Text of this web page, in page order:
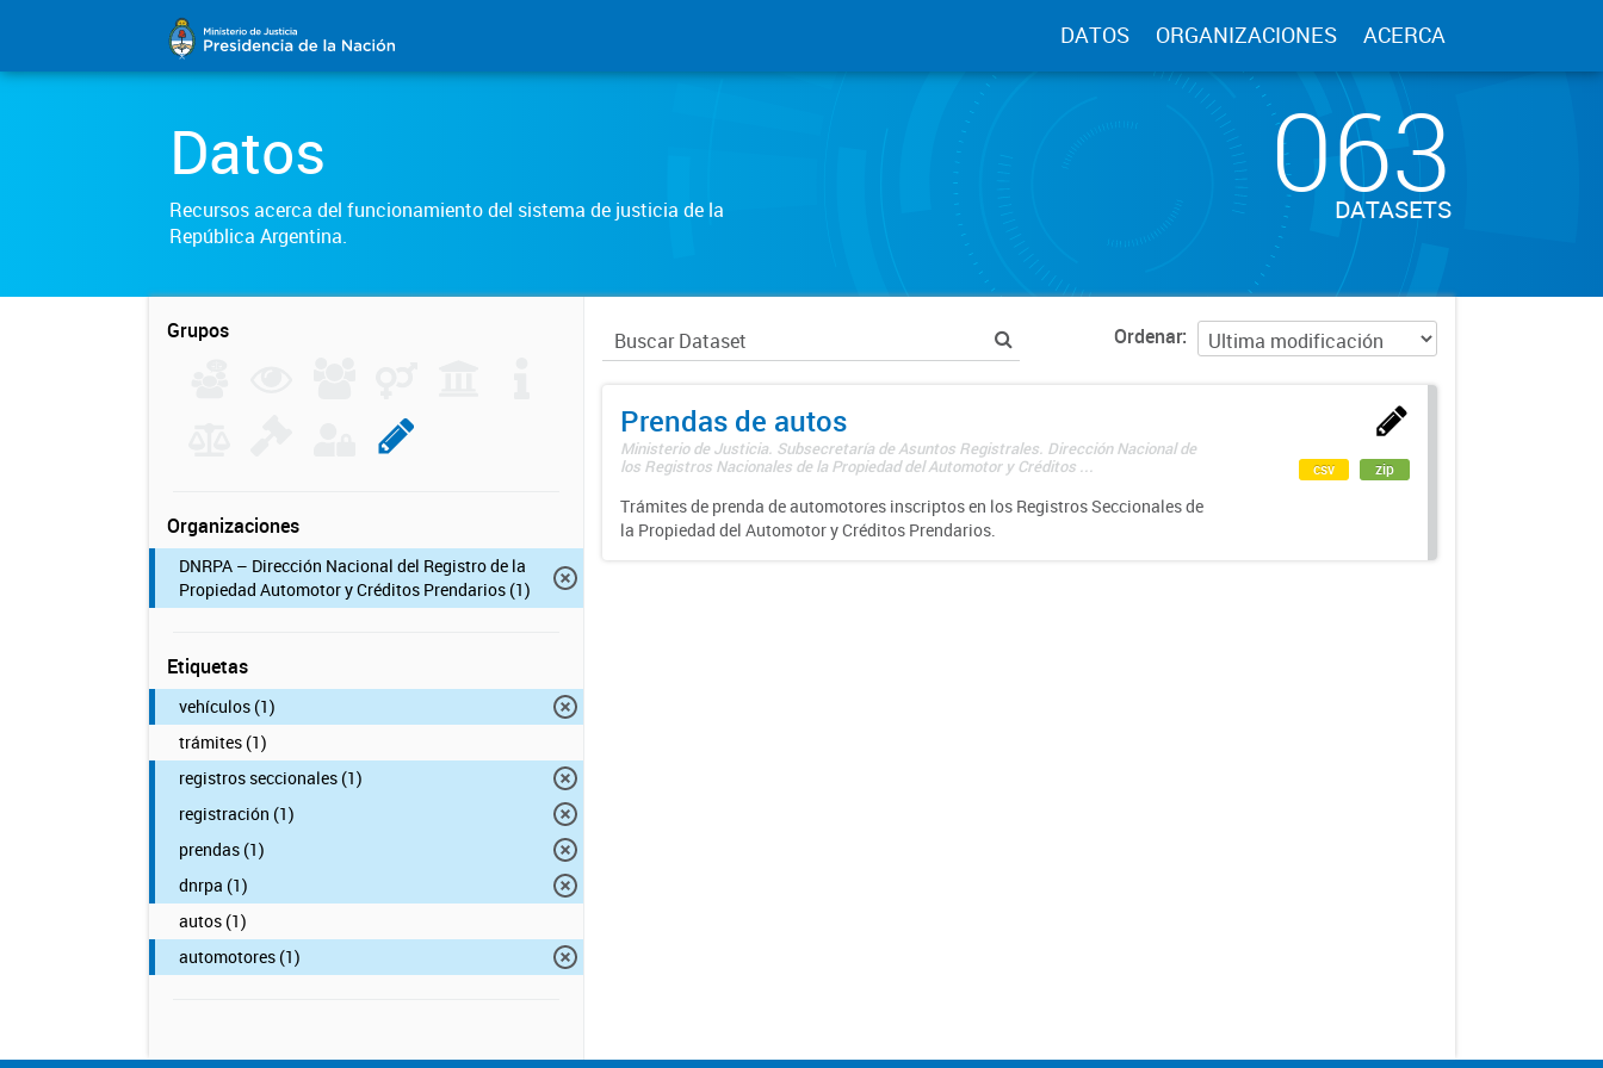
DATOS ORGANIZACIONES ACERCA
Datos
Recursos acerca del funcionamiento del sistema de justicia de la
República Argentina.
063
DATASETS
Grupos
Organizaciones
DNRPA – Dirección Nacional del Registro de la
Propiedad Automotor y Créditos Prendarios (1)
Etiquetas
vehículos (1)
trámites (1)
registros seccionales (1)
registración (1)
prendas (1)
dnrpa (1)
autos (1)
automotores (1)
Ordenar
Prendas de autos
Ministerio de Justicia. Subsecretaría de Asuntos Registrales. Dirección Nacional de
los Registros Nacionales de la Propiedad del Automotor y Créditos ...
Trámites de prenda de automotores inscriptos en los Registros Seccionales de
la Propiedad del Automotor y Créditos Prendarios.
csv zip